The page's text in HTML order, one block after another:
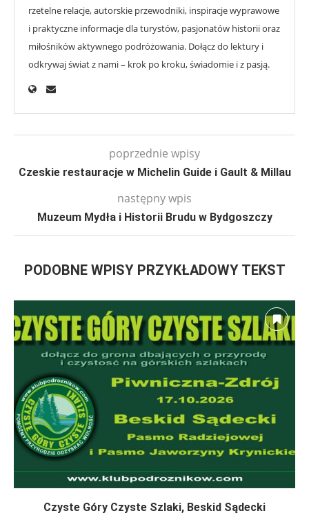
rzetelne relacje, autorskie przewodniki, inspiracje wyprawowe
i praktyczne informacje dla turystów, pasjonatów historii oraz
miłośników aktywnego podróżowania. Dołącz do lektury i
odkrywaj świat z nami – krok po kroku, świadomie i z pasją.
poprzednie wpisy
Czeskie restauracje w Michelin Guide i Gault & Millau
następny wpis
Muzeum Mydła i Historii Brudu w Bydgoszczy
PODOBNE WPISY PRZYKŁADOWY TEKST
Czyste Góry Czyste Szlaki, Beskid Sądecki